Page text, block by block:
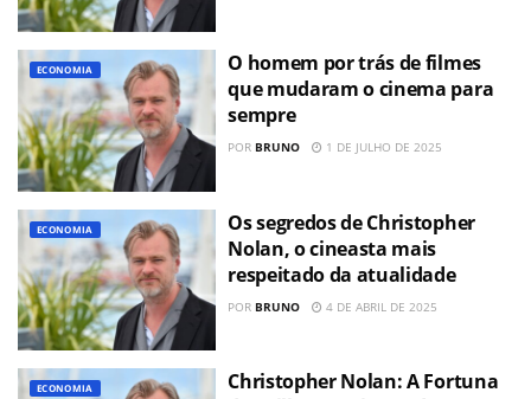
ECONOMIA
O homem por trás de filmes
que mudaram o cinema para
sempre
POR BRUNO 1 DE JULHO DE 2025
ECONOMIA
Os segredos de Christopher
Nolan, o cineasta mais
respeitado da atualidade
POR BRUNO 4 DE ABRIL DE 2025
ECONOMIA
Christopher Nolan: A Fortuna